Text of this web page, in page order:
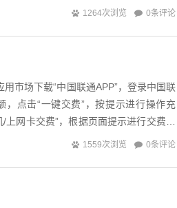
1264次浏览 0条评论
市场下载“中国联通APP”，登录中国联
，点击“一键交费”，按提示进行操作充
网卡交费”，根据页面提示进行交费。
1559次浏览 0条评论